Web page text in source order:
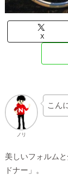
X
ノリ
こん
美しいフォルム
ドナー」。